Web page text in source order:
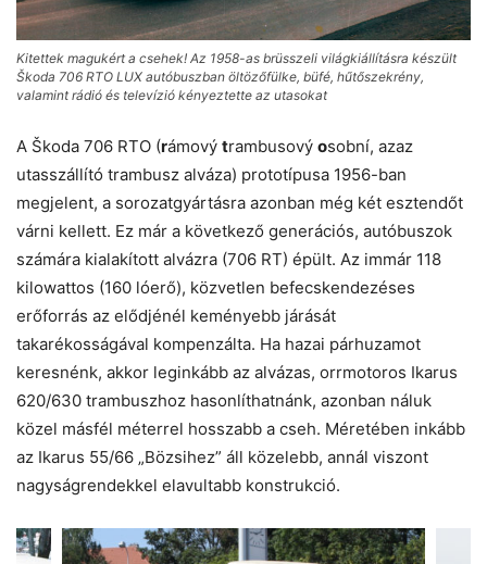
Kitettek magukért a csehek! Az 1958-as brüsszeli világkiállításra készült
Škoda 706 RTO LUX autóbuszban öltözőfülke, büfé, hűtőszekrény,
valamint rádió és televízió kényeztette az utasokat
A Škoda 706 RTO (rámový trambusový osobní, azaz
utasszállító trambusz alváza) prototípusa 1956-ban
megjelent, a sorozatgyártásra azonban még két esztendőt
várni kellett. Ez már a következő generációs, autóbuszok
számára kialakított alvázra (706 RT) épült. Az immár 118
kilowattos (160 lóerő), közvetlen befecskendezéses
erőforrás az elődjénél keményebb járását
takarékosságával kompenzálta. Ha hazai párhuzamot
keresnénk, akkor leginkább az alvázas, orrmotoros Ikarus
620/630 trambuszhoz hasonlíthatnánk, azonban náluk
közel másfél méterrel hosszabb a cseh. Méretében inkább
az Ikarus 55/66 „Bözsihez” áll közelebb, annál viszont
nagyságrendekkel elavultabb konstrukció.